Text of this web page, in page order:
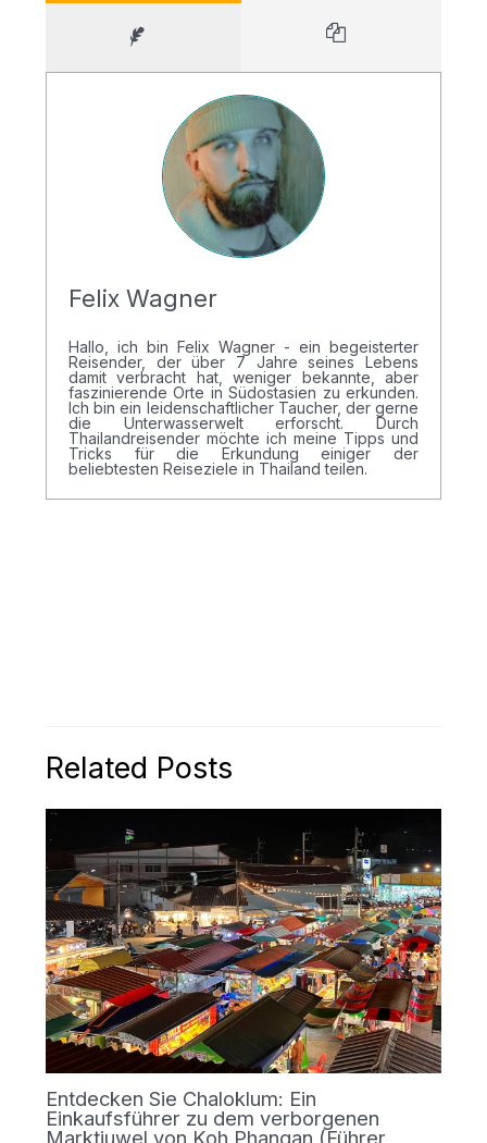
Felix Wagner
Hallo, ich bin Felix Wagner - ein begeisterter
Reisender, der über 7 Jahre seines Lebens
damit verbracht hat, weniger bekannte, aber
faszinierende Orte in Südostasien zu erkunden.
Ich bin ein leidenschaftlicher Taucher, der gerne
die Unterwasserwelt erforscht. Durch
Thailandreisender möchte ich meine Tipps und
Tricks für die Erkundung einiger der
beliebtesten Reiseziele in Thailand teilen.
Related Posts
Entdecken Sie Chaloklum: Ein
Einkaufsführer zu dem verborgenen
Marktjuwel von Koh Phangan (Führer